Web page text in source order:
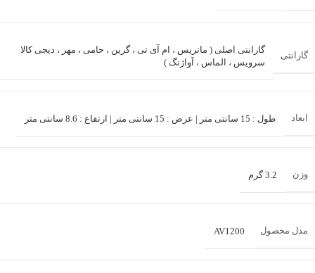
گارانتی
گارانتی اصلی ( ماتریس ، ام آی تی ، گرین ، حامی ، مهر ، دیجی کالا
سرویس ، الماس ، آواژنگ )
ابعاد طول : 15 سانتی متر | عرض : 15 سانتی متر | ارتفاع : 8.6 سانتی متر
وزن 3.2 گرم
مدل محصول AV1200